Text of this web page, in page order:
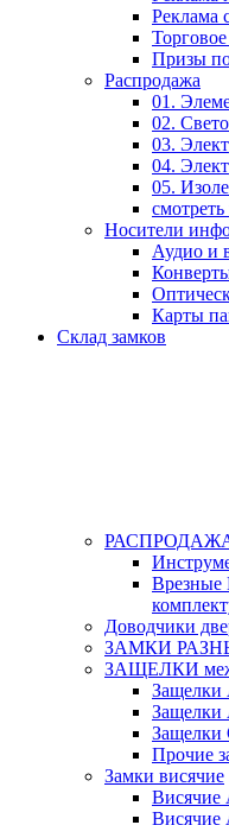
Реклама
Призы
Распродажа
01.
02.
03.
04.
05.
смотреть
Носители
Аудио и
Карты
Склад замков
РАСПРОДАЖА
Врезные
Доводчики
ЗАМКИ
ЗАЩЕЛКИ
Защелки
Защелки
Прочие
Замки висячие
Висячие
Висячие